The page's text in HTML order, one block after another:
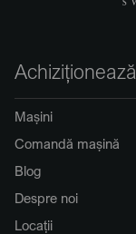
Achiziționează
Mașini
Comandă mașină
Blog
Despre noi
Locații